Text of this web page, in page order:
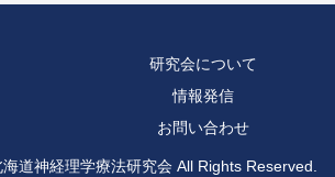
研究会について
情報発信
お問い合わせ
道神経理学療法研究会 All Rights Reserved.